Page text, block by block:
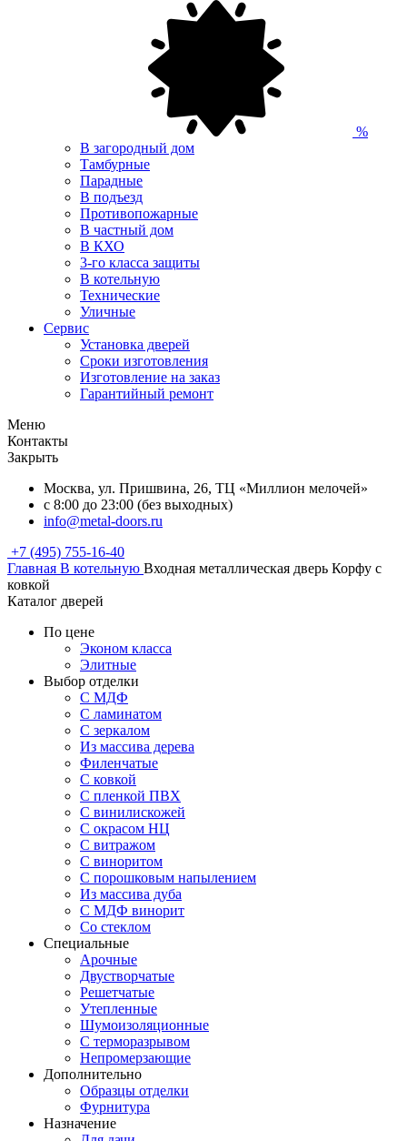
%
В загородный дом
Тамбурные
Парадные
В подъезд
Противопожарные
В частный дом
В КХО
3-го класса защиты
В котельную
Технические
Уличные
Сервис
Установка дверей
Сроки изготовления
Изготовление на заказ
Гарантийный ремонт
Меню
Контакты
Закрыть
Москва, ул. Пришвина, 26, ТЦ «Миллион мелочей»
с 8:00 до 23:00 (без выходных)
info@metal-doors.ru
+7 (495) 755-16-40
Главная В котельную Входная металлическая дверь Корфу с
ковкой
Каталог дверей
По цене
Эконом класса
Элитные
Выбор отделки
С МДФ
С ламинатом
С зеркалом
Из массива дерева
Филенчатые
С ковкой
С пленкой ПВХ
С винилискожей
С окрасом НЦ
С витражом
С виноритом
С порошковым напылением
Из массива дуба
С МДФ винорит
Со стеклом
Специальные
Арочные
Двустворчатые
Решетчатые
Утепленные
Шумоизоляционные
С терморазрывом
Непромерзающие
Дополнительно
Образцы отделки
Фурнитура
Назначение